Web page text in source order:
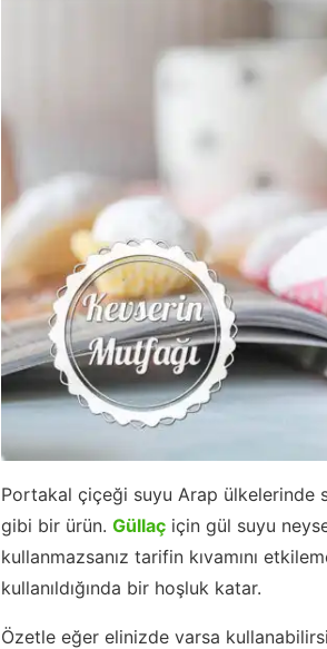
Portakal çiçeği suyu Arap ülkelerinde
gibi bir ürün. Güllaç için gül suyu
kullanmazsanız tarifin kıvamını
kullanıldığında bir hoşluk katar.
Özetle eğer elinizde varsa